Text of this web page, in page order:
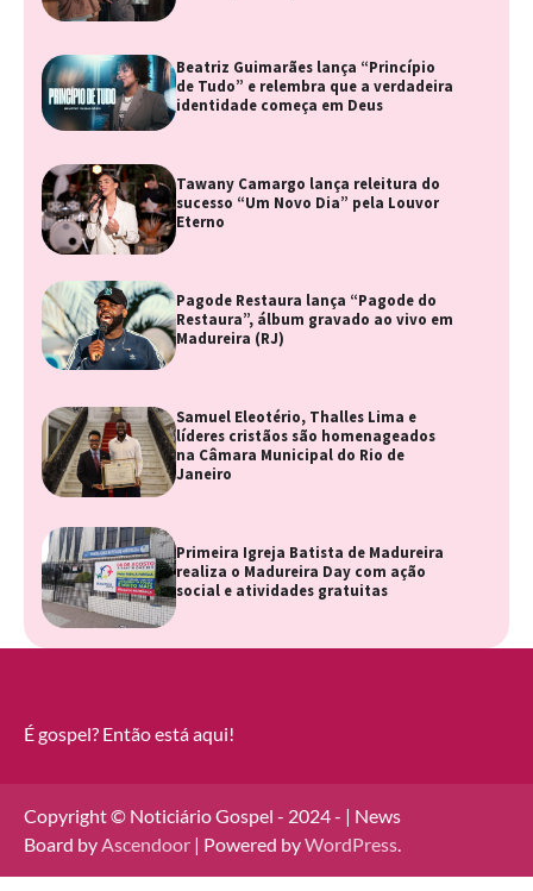
Beatriz Guimarães lança “Princípio
de Tudo” e relembra que a verdadeira
identidade começa em Deus
Tawany Camargo lança releitura do
sucesso “Um Novo Dia” pela Louvor
Eterno
Pagode Restaura lança “Pagode do
Restaura”, álbum gravado ao vivo em
Madureira (RJ)
Samuel Eleotério, Thalles Lima e
líderes cristãos são homenageados
na Câmara Municipal do Rio de
Janeiro
Primeira Igreja Batista de Madureira
realiza o Madureira Day com ação
social e atividades gratuitas
É gospel? Então está aqui!
Copyright © Noticiário Gospel - 2024 - | News
Board by Ascendoor | Powered byWordPress